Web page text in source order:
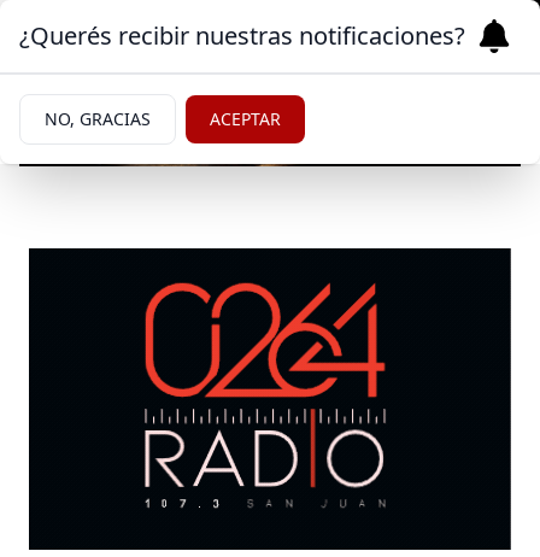
¿Querés recibir nuestras notificaciones?
NO, GRACIAS ACEPTAR